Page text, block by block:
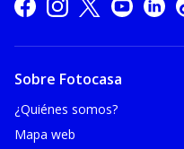
Sobre Fotocasa
¿Quiénes somos?
Mapa web